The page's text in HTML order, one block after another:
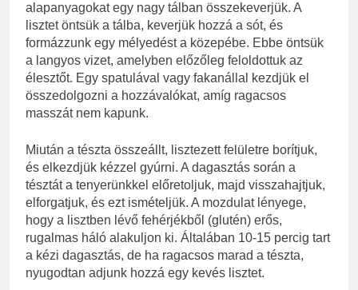
alapanyagokat egy nagy tálban összekeverjük. A
lisztet öntsük a tálba, keverjük hozzá a sót, és
formázzunk egy mélyedést a közepébe. Ebbe öntsük
a langyos vizet, amelyben előzőleg feloldottuk az
élesztőt. Egy spatulával vagy fakanállal kezdjük el
összedolgozni a hozzávalókat, amíg ragacsos
masszát nem kapunk.
Miután a tészta összeállt, lisztezett felületre borítjuk,
és elkezdjük kézzel gyúrni. A dagasztás során a
tésztát a tenyerünkkel előretoljuk, majd visszahajtjuk,
elforgatjuk, és ezt ismételjük. A mozdulat lényege,
hogy a lisztben lévő fehérjékből (glutén) erős,
rugalmas háló alakuljon ki. Általában 10-15 percig tart
a kézi dagasztás, de ha ragacsos marad a tészta,
nyugodtan adjunk hozzá egy kevés lisztet.